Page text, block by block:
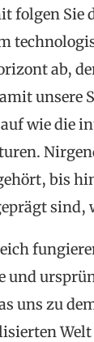
Sie
ab,
unsere
wie die
bis
und
uns zu